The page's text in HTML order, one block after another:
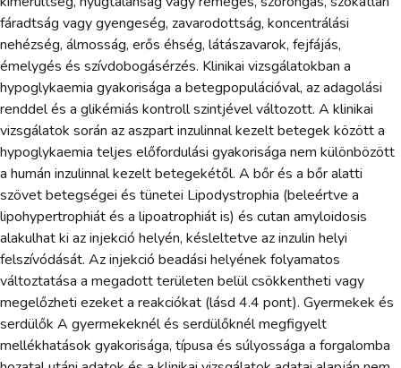
fáradtság vagy gyengeség, zavarodottság, koncentrálási
nehézség, álmosság, erős éhség, látászavarok, fejfájás,
émelygés és szívdobogásérzés. Klinikai vizsgálatokban a
hypoglykaemia gyakorisága a betegpopulációval, az adagolási
renddel és a glikémiás kontroll szintjével változott. A klinikai
vizsgálatok során az aszpart inzulinnal kezelt betegek között a
hypoglykaemia teljes előfordulási gyakorisága nem különbözött
a humán inzulinnal kezelt betegekétől. A bőr és a bőr alatti
szövet betegségei és tünetei Lipodystrophia (beleértve a
lipohypertrophiát és a lipoatrophiát is) és cutan amyloidosis
alakulhat ki az injekció helyén, késleltetve az inzulin helyi
felszívódását. Az injekció beadási helyének folyamatos
változtatása a megadott területen belül csökkentheti vagy
megelőzheti ezeket a reakciókat (lásd 4.4 pont). Gyermekek és
serdülők A gyermekeknél és serdülőknél megfigyelt
mellékhatások gyakorisága, típusa és súlyossága a forgalomba